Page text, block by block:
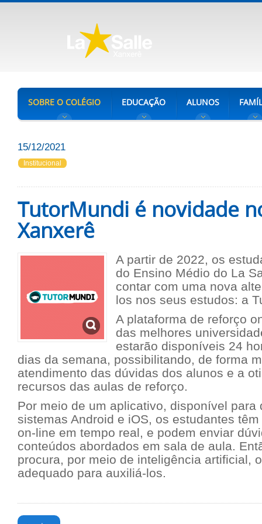
SOBRE O COLÉGIO EDUCAÇÃO ALUNOS
15/12/2021
Institucional
TutorMundi é novidade
Xanxerê
A partir de 2022, os
do Ensino Médio do La
contar com uma nova
los nos seus estudos: a
A plataforma de reforço
das melhores
estarão disponíveis 24
dias da semana, possibilitando, de forma
atendimento das dúvidas dos alunos e a
recursos das aulas de reforço.
Por meio de um aplicativo, disponível para
sistemas Android e iOS, os estudantes
on-line em tempo real, e podem enviar
conteúdos abordados em sala de aula.
procura, por meio de inteligência artificial,
adequado para auxiliá-los.